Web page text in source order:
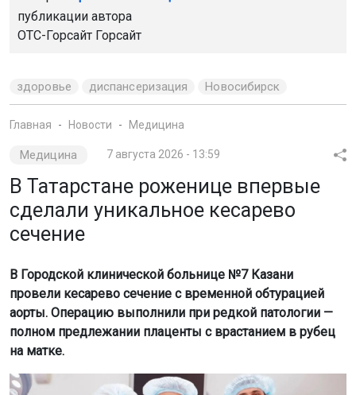
публикации автора
ОТС-Горсайт Горсайт
здоровье диспансеризация Новосибирск
Главная Новости Медицина
Медицина 7 августа 2026 - 13:59
В Татарстане роженице впервые
сделали уникальное кесарево
сечение
В Городской клинической больнице №7 Казани
провели кесарево сечение с временной обтурацией
аорты. Операцию выполнили при редкой патологии —
полном предлежании плаценты с врастанием в рубец
на матке.